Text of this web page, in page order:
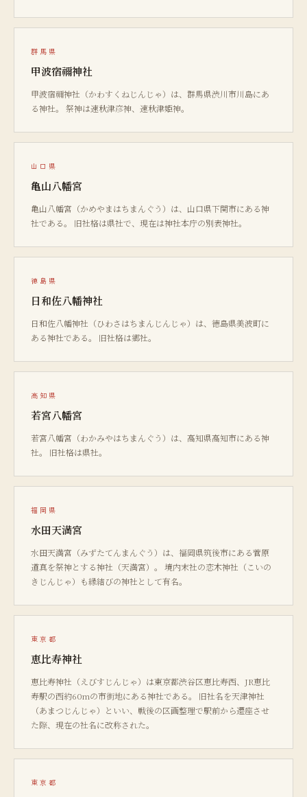
群馬県
甲波宿禰神社
甲波宿禰神社（かわすくねじんじゃ）は、群馬県渋川市川島にあ
る神社。 祭神は速秋津彦神、速秋津姫神。
山口県
亀山八幡宮
亀山八幡宮（かめやまはちまんぐう）は、山口県下関市にある神
社である。 旧社格は県社で、現在は神社本庁の別表神社。
徳島県
日和佐八幡神社
日和佐八幡神社（ひわさはちまんじんじゃ）は、徳島県美波町に
ある神社である。 旧社格は郷社。
高知県
若宮八幡宮
若宮八幡宮（わかみやはちまんぐう）は、高知県高知市にある神
社。 旧社格は県社。
福岡県
水田天満宮
水田天満宮（みずたてんまんぐう）は、福岡県筑後市にある菅原
道真を祭神とする神社（天満宮）。 境内末社の恋木神社（こいの
きじんじゃ）も縁結びの神社として有名。
東京都
恵比寿神社
恵比寿神社（えびすじんじゃ）は東京都渋谷区恵比寿西、JR恵比
寿駅の西約60mの市街地にある神社である。 旧社名を天津神社
（あまつじんじゃ）といい、戦後の区画整理で駅前から遷座させ
た際、現在の社名に改称された。
東京都